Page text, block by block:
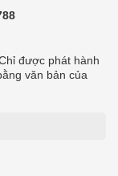
được phát hành
văn bản của